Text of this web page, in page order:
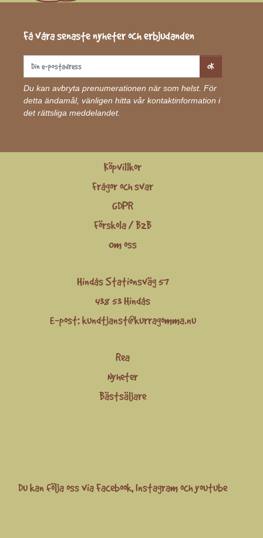
Få våra senaste nyheter och erbjudanden
OK
Du kan avbryta prenumerationen när som helst. För
detta ändamål, vänligen hitta vår kontaktinformation i
det rättsliga meddelandet.
Köpvillkor
Frågor och svar
GDPR
Förskola / B2B
Om oss
Hindås Stationsväg 57
438 53 Hindås
E-post:kundtjanst@kurragomma.nu
Rea
Nyheter
Bästsäljare
Du kan följa oss viaFacebook,Instagramochyoutube